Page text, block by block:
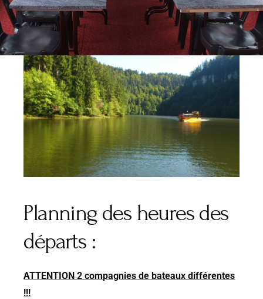
audio
Planning des heures des
départs :
ATTENTION 2 compagnies de bateaux différentes
!!!